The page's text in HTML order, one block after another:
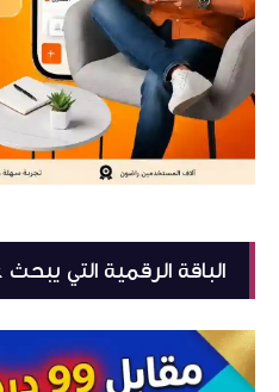
الباقة الرقمية التي